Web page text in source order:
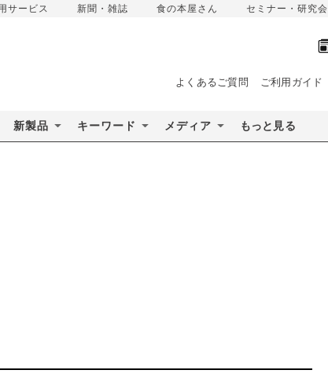
サービス 新聞・雑誌 食の本屋さん セミナー・研究会
よくあるご質問 ご利用ガイド
新製品 キーワード メディア もっと見る